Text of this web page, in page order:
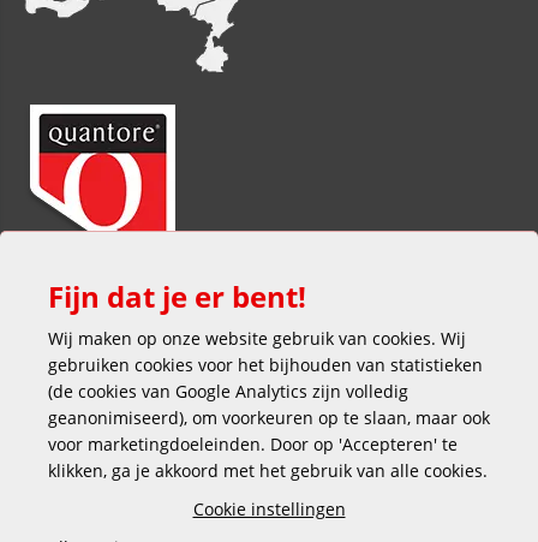
Veilig en gemakkelijk betalen
Fijn dat je er bent!
Wij maken op onze website gebruik van cookies. Wij
gebruiken cookies voor het bijhouden van statistieken
(de cookies van Google Analytics zijn volledig
geanonimiseerd), om voorkeuren op te slaan, maar ook
voor marketingdoeleinden. Door op 'Accepteren' te
klikken, ga je akkoord met het gebruik van alle cookies.
Cookie instellingen